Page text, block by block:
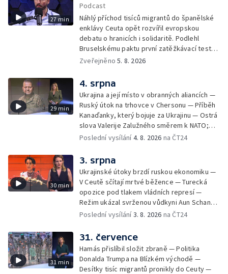
27 min
Podcast
Náhlý příchod tisíců migrantů do španělské
enklávy Ceuta opět rozvířil evropskou
debatu o hranicích i solidaritě. Podlehl
Bruselskému paktu první zatěžkávací test,
nebo Španělsko situaci zvládlo? Analytik
zahraniční redakce ČT24 Za horizont
rozkrývá zákulisní spory mezi Madridem a
Římem, politickou instrumentaci migrace ze
strany sousedních států i fakt, proč jsou
volání po uzavření Schengenu spíše
vzkazem domácím voličům než reálným
řešením. Moderuje Barbora Maxová
Zveřejněno5. 8. 2026
29 min
4. srpna
Ukrajina a její místo v obranných aliancích —
Ruský útok na trhovce v Chersonu — Příběh
Kanaďanky, který bojuje za Ukrajinu — Ostrá
slova Valerije Zalužného směrem k NATO;
Situace v Chersonu — Pětadvacet
židle pod ředitelem FIFA — Itálie se chystá
na návrat jaderné energetiky
Poslední vysílání4. 8. 2026 na ČT24
30 min
3. srpna
Ukrajinské útoky brzdí ruskou ekonomiku —
V Ceutě sčítají mrtvé běžence — Turecká
opozice pod tlakem vládních represí —
Režim ukázal svrženou vůdkyni Aun Schan
Su Ťij — Evropu sužují požáry — Na Borneu
Poslední vysílání3. 8. 2026 na ČT24
31 min
31. července
Hamás přislíbil složit zbraně — Politika
Donalda Trumpa na Blízkém východě —
Desítky tisíc migrantů pronikly do Ceuty —